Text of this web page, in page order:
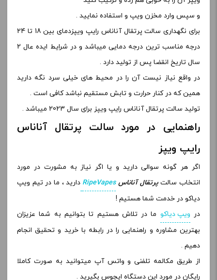
و سپس وارد مخزن ویپ و استفاده نمایید .
برای نگهداری سالت پرتقال آناناس رایپ ویپزدمای بین 18 تا 24
درجه مناسب ترین درجه دمایی میباشد و در شرایط ایده عال 2
سال تاریخ انقضا پس از تولید دارد .
در واقع نیاز نیست آن را در محیط های خیلی سرد نگه دارید
همین که در کنار حرارت و تابش مستقیم نباشد کافی است .
تولید سالت پرتقال آناناس رایپ ویپز برای سال 2023 میباشد .
راهنمایی در مورد سالت پرتقال آناناس
رایپ ویپز
اگر هر گونه سوالی دارید و یا اگر نیاز به مشورت در مورد
انتخاب سالتپرتقال آناناسRipeVapes دارید ، ما در تیم ویپ
دیاکو در خدمت شما هستیم !
در ویپ دیاکو ما در تلاش هستیم تا بتوانیم به شما عزیزان
بهترین مشاوره و راهنمایی را در رابطه با خرید و تحقیق انجام
دهیم .
از طریق مکالمه تلفنی و واتس آپ میتوانید به صورت کاملا
رایگان در مورد این دستگاه ایجوس بگیرید .